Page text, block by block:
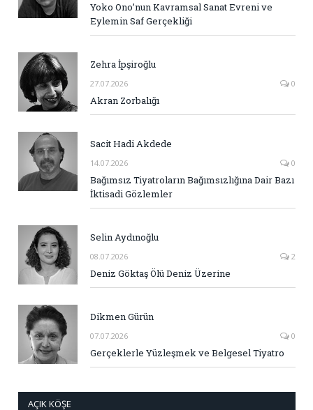
Yoko Ono’nun Kavramsal Sanat Evreni ve
Eylemin Saf Gerçekliği
Zehra İpşiroğlu
27.07.2026 0
Akran Zorbalığı
Sacit Hadi Akdede
14.07.2026 0
Bağımsız Tiyatroların Bağımsızlığına Dair Bazı
İktisadi Gözlemler
Selin Aydınoğlu
08.07.2026 2
Deniz Göktaş Ölü Deniz Üzerine
Dikmen Gürün
07.07.2026 0
Gerçeklerle Yüzleşmek ve Belgesel Tiyatro
AÇIK KÖŞE